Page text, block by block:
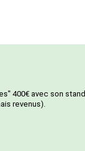
400€ avec son
revenus).